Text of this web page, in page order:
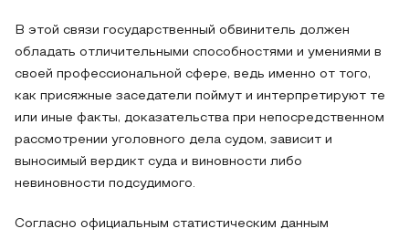
В этой связи государственный обвинитель должен
обладать отличительными способностями и умениями в
своей профессиональной сфере, ведь именно от того,
как присяжные заседатели поймут и интерпретируют те
или иные факты, доказательства при непосредственном
рассмотрении уголовного дела судом, зависит и
выносимый вердикт суда и виновности либо
невиновности подсудимого.
Согласно официальным статистическим данным